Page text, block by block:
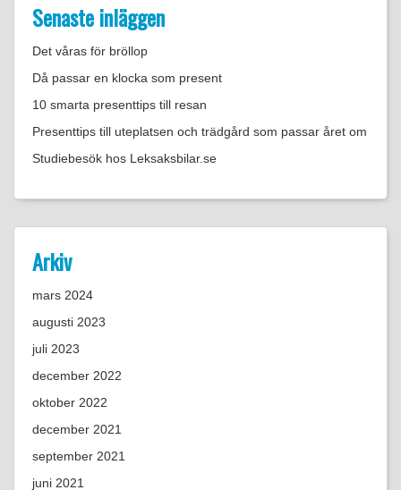
Senaste inläggen
Det våras för bröllop
Då passar en klocka som present
10 smarta presenttips till resan
Presenttips till uteplatsen och trädgård som passar året om
Studiebesök hos Leksaksbilar.se
Arkiv
mars 2024
augusti 2023
juli 2023
december 2022
oktober 2022
december 2021
september 2021
juni 2021